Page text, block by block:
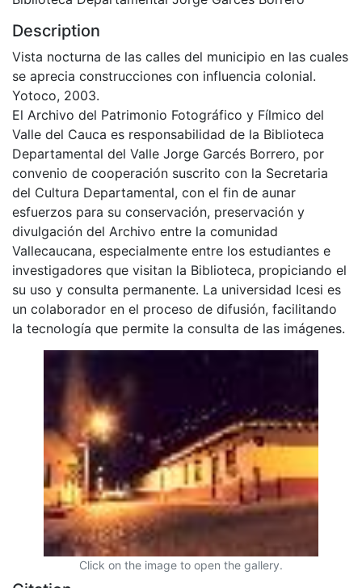
Description
Vista nocturna de las calles del municipio en las cuales
se aprecia construcciones con influencia colonial.
Yotoco, 2003.
El Archivo del Patrimonio Fotográfico y Fílmico del
Valle del Cauca es responsabilidad de la Biblioteca
Departamental del Valle Jorge Garcés Borrero, por
convenio de cooperación suscrito con la Secretaria
del Cultura Departamental, con el fin de aunar
esfuerzos para su conservación, preservación y
divulgación del Archivo entre la comunidad
Vallecaucana, especialmente entre los estudiantes e
investigadores que visitan la Biblioteca, propiciando el
su uso y consulta permanente. La universidad Icesi es
un colaborador en el proceso de difusión, facilitando
la tecnología que permite la consulta de las imágenes.
Click on the image to open the gallery.